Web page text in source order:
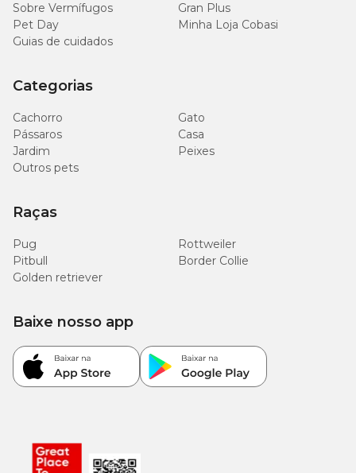
Sobre Vermífugos
Gran Plus
Pet Day
Minha Loja Cobasi
Guias de cuidados
Categorias
Cachorro
Gato
Pássaros
Casa
Jardim
Peixes
Outros pets
Raças
Pug
Rottweiler
Pitbull
Border Collie
Golden retriever
Baixe nosso app